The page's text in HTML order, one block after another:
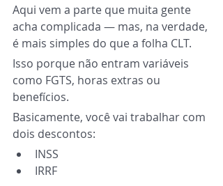
Aqui vem a parte que muita gente
acha complicada — mas, na verdade,
é mais simples do que a folha CLT.
Isso porque não entram variáveis
como FGTS, horas extras ou
benefícios.
Basicamente, você vai trabalhar com
dois descontos:
INSS
IRRF